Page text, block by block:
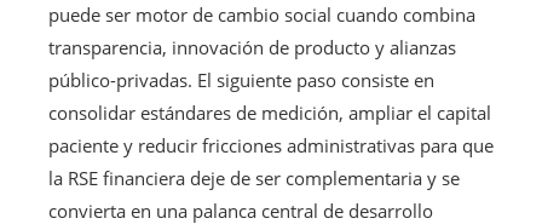
puede ser motor de cambio social cuando combina
transparencia, innovación de producto y alianzas
público-privadas. El siguiente paso consiste en
consolidar estándares de medición, ampliar el capital
paciente y reducir fricciones administrativas para que
la RSE financiera deje de ser complementaria y se
convierta en una palanca central de desarrollo